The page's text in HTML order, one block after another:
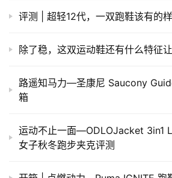
评测 | 超轻12代，一双跑鞋该有的
除了稳，这双运动鞋还有什么特征
路遥知马力—圣康尼 Saucony
箱
运动不止一面—ODLOJacket 3in1
女子秋冬跑步夹克评测